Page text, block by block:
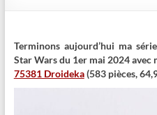
Terminons aujourd’hui ma
Star Wars du 1er mai 2024 avec
75381 Droideka(583 pièces,